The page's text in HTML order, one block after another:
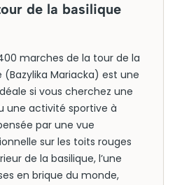
de la basilique
marches de la tour de la
(Bazylika Mariacka) est une
si vous cherchez une
une activité sportive à
par une vue
sur les toits rouges
de la basilique, l’une
en brique du monde,